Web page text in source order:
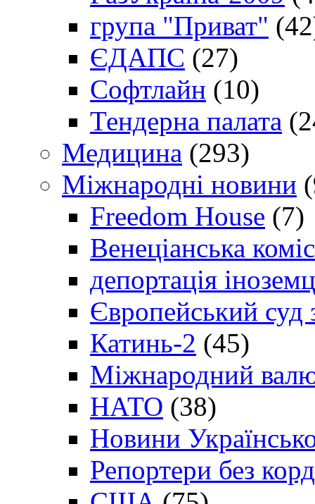
група "Приват"
ЄДАПС (27)
Софтлайн (10)
Тендерна палата
Медицина (293)
Міжнародні новини
Freedom House (7)
Венеціанська
депортація
Європейський
Катинь-2 (45)
Міжнародний
НАТО (38)
Новини
Репортери без